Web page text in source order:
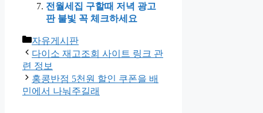
전월세집 구할때 저녁 광고
판 불빛 꼭 체크하세요
카
테
고
리
자유게시판
다이소 재고조회 사이트 링크 관
련 정보
홍콩반점 5천원 할인 쿠폰을 배
민에서 나눠주길래